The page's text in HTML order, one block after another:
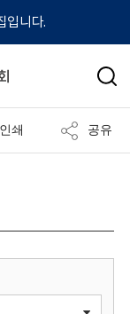
입니다.
검
인쇄 공유